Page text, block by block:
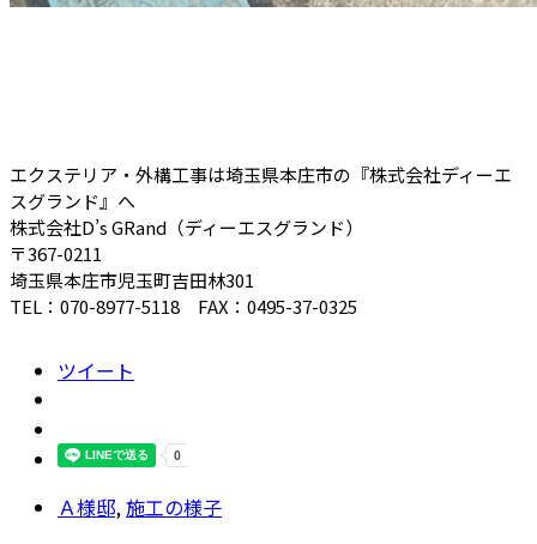
エクステリア・外構工事は埼玉県本庄市の『株式会社ディーエ
スグランド』へ
株式会社D’s GRand（ディーエスグランド）
〒367-0211
埼玉県本庄市児玉町吉田林301
TEL：070-8977-5118 FAX：0495-37-0325
ツイート
Ａ様邸,施工の様子